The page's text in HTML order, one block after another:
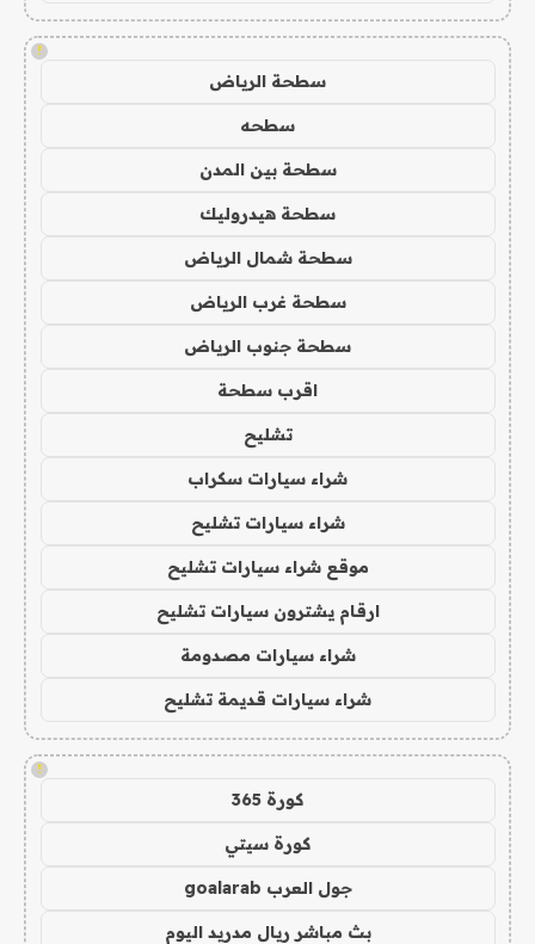
!
سطحة الرياض
سطحه
سطحة بين المدن
سطحة هيدروليك
سطحة شمال الرياض
سطحة غرب الرياض
سطحة جنوب الرياض
اقرب سطحة
تشليح
شراء سيارات سكراب
شراء سيارات تشليح
موقع شراء سيارات تشليح
ارقام يشترون سيارات تشليح
شراء سيارات مصدومة
شراء سيارات قديمة تشليح
!
كورة 365
كورة سيتي
جول العرب goalarab
بث مباشر ريال مدريد اليوم